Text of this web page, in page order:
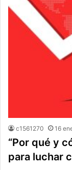
c1561270 16
“Por qué y
para luchar